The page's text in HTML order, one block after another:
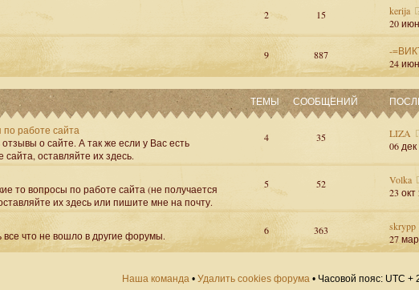
2 15
kerija
20
9 887
-
24
ТЕМЫ СООБЩЕНИЙ
работе сайта
о сайте. А так же если у Вас есть
оставляйте их здесь.
4 35
LIZA
06 дек
то вопросы по работе сайта (не получается
их здесь или пишите мне на почту.
5 52
Volka
23 окт
что не вошло в другие форумы.
6 363
skrypp
27
Наша команда • Удалить cookies форума • Часовой пояс: UTC +